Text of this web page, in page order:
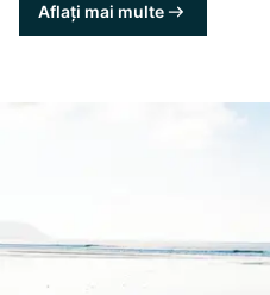
Aflați mai multe